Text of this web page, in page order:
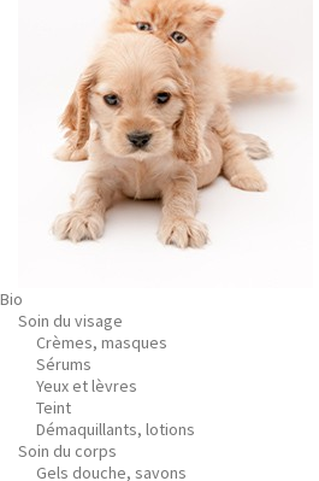
Bio
Soin du visage
Crèmes, masques
Sérums
Yeux et lèvres
Teint
Démaquillants, lotions
Soin du corps
Gels douche, savons